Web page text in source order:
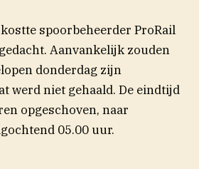
spoorbeheerder ProRail
Aanvankelijk zouden
donderdag zijn
werd niet gehaald. De eindtijd
opgeschoven, naar
05.00 uur.